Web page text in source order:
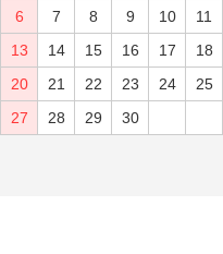
6
7 8 9 10 11
13
14 15 16 17 18
20
21 22 23 24 25
27
28 29 30